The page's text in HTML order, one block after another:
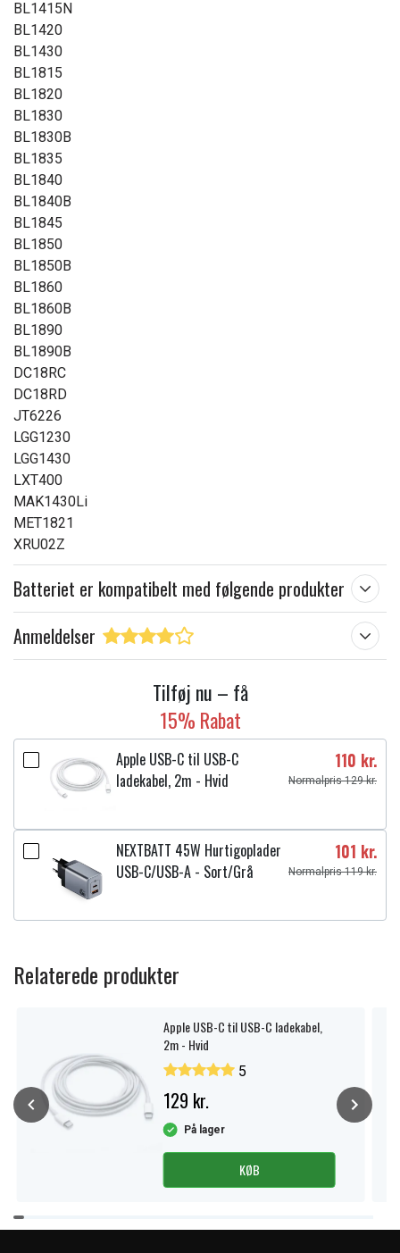
BL1415N
BL1420
BL1430
BL1815
BL1820
BL1830
BL1830B
BL1835
BL1840
BL1840B
BL1845
BL1850
BL1850B
BL1860
BL1860B
BL1890
BL1890B
DC18RC
DC18RD
JT6226
LGG1230
LGG1430
LXT400
MAK1430Li
MET1821
XRU02Z
Batteriet er kompatibelt med følgende produkter
Anmeldelser
Tilføj nu – få
15% Rabat
Apple USB-C til USB-C
ladekabel, 2m - Hvid
110 kr.
Normalpris 129 kr.
NEXTBATT 45W Hurtigoplader
USB-C/USB-A - Sort/Grå
101 kr.
Normalpris 119 kr.
Relaterede produkter
Apple USB-C til USB-C ladekabel,
2m - Hvid
5
129 kr.
På lager
KØB
Item
1